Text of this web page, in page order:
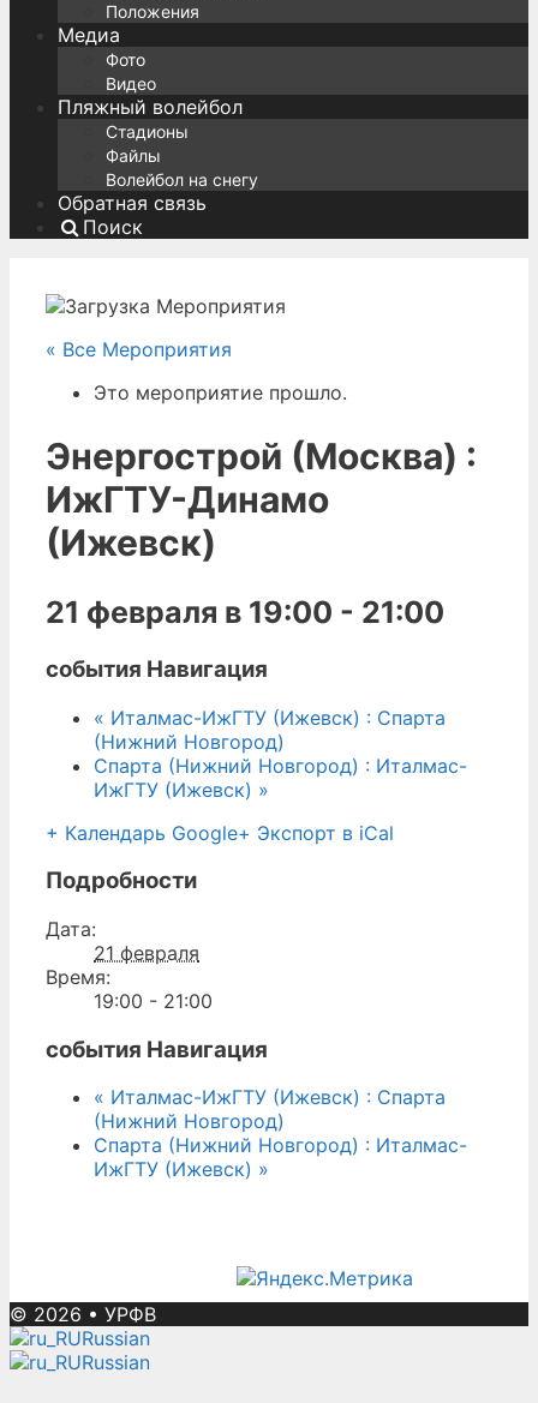
Положения
Медиа
Фото
Видео
Пляжный волейбол
Стадионы
Файлы
Волейбол на снегу
Обратная связь
Поиск
« Все Мероприятия
Это мероприятие прошло.
Энергострой (Москва) :
ИжГТУ-Динамо
(Ижевск)
21 февраля в 19:00 - 21:00
события Навигация
« Италмас-ИжГТУ (Ижевск) : Спарта
(Нижний Новгород)
Спарта (Нижний Новгород) : Италмас-
ИжГТУ (Ижевск) »
+ Календарь Google+ Экспорт в iCal
Подробности
Дата:
21 февраля
Время:
19:00 - 21:00
события Навигация
« Италмас-ИжГТУ (Ижевск) : Спарта
(Нижний Новгород)
Спарта (Нижний Новгород) : Италмас-
ИжГТУ (Ижевск) »
© 2026 • УРФВ
Russian
Russian